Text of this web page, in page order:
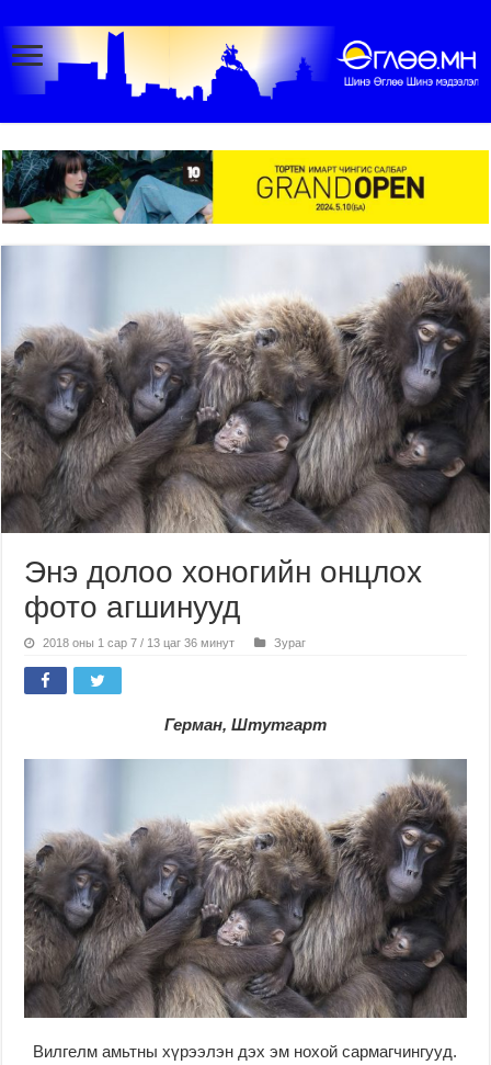
Энэ долоо хоногийн онцлох
фото агшинууд
2018 оны 1 сар 7 / 13 цаг 36 минут Зураг
Герман, Штутгарт
Вилгелм амьтны хүрээлэн дэх эм нохой сармагчингууд.